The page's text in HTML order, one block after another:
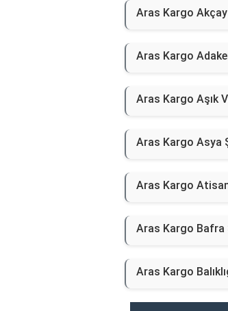
Aras Kargo
Aras Kargo
Aras Kargo Aşık
Aras Kargo Asya
Aras Kargo
Aras Kargo Bafra
Aras Kargo